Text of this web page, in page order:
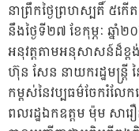
នាព្រឹកថ្ងៃព្រហស្បតិ៍ ៥ក
នឹងថ្ងៃទី២៧ ខែកុម្ភៈ ឆ្ន
អនុវត្តតាមអនុសាសន៍ដ៏ខ្
ហ៊ុន សែន នាយករដ្ឋមន្ត្រី ន
កម្ពស់នៃវប្បធម៌ចែករំលែ
ពលរដ្ឋឯកឧត្តម ម៉ុម សា